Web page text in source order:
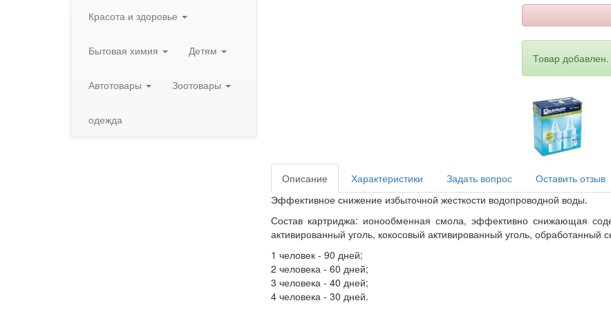
Красота и здоровье
Бытовая химия Детям
Автотовары Зоотовары
одежда
Товар добавлен.
Описание Характеристики Задать вопрос
Оставить отзыв
Эффективное снижение избыточной жесткости водопроводной воды.
Состав картриджа: ионообменная смола, эффективно снижающая
активированный уголь, кокосовый активированный уголь, обработанный
1 человек - 90 дней;
2 человека - 60 дней;
3 человека - 40 дней;
4 человека - 30 дней.